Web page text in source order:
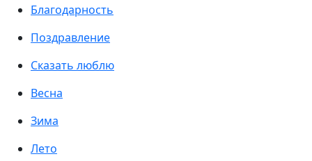
Благодарность
Поздравление
Сказать люблю
Весна
Зима
Лето